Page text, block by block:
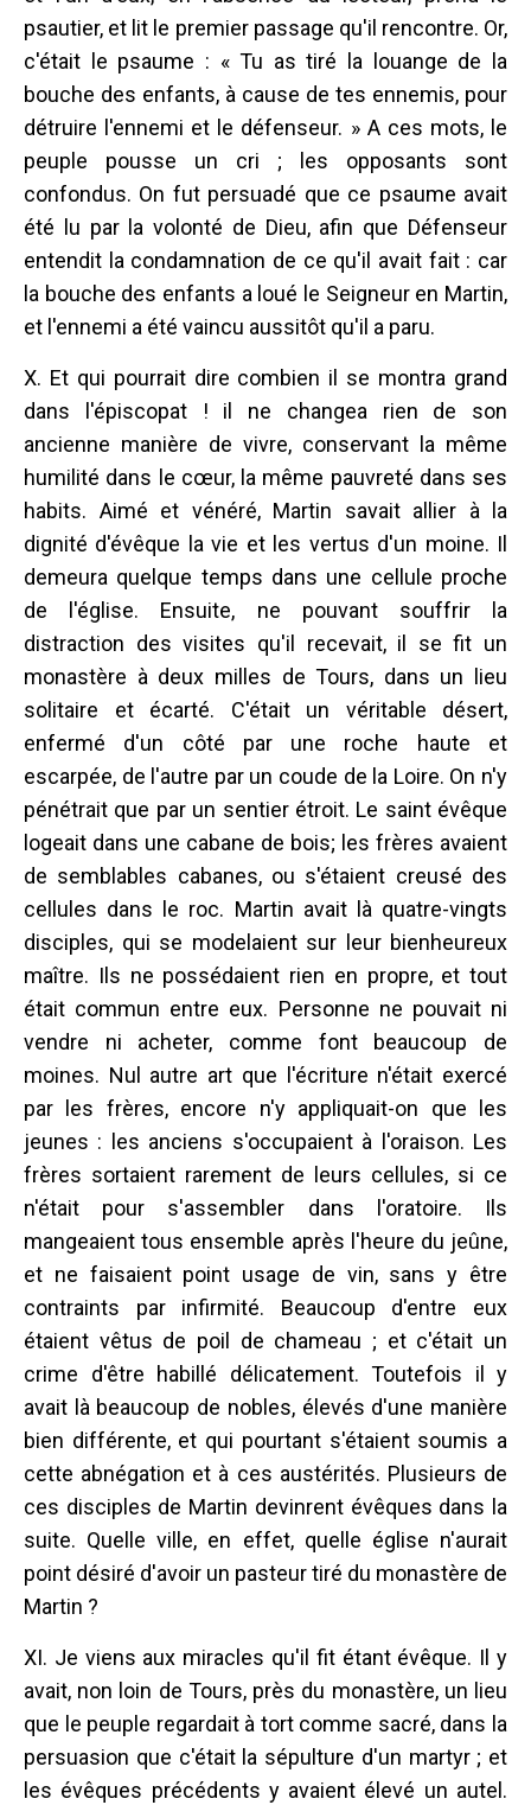
psautier, et lit le premier passage qu'il rencontre. Or,
c'était le psaume : « Tu as tiré la louange de la
bouche des enfants, à cause de tes ennemis, pour
détruire l'ennemi et le défenseur. » A ces mots, le
peuple pousse un cri ; les opposants sont
confondus. On fut persuadé que ce psaume avait
été lu par la volonté de Dieu, afin que Défenseur
entendit la condamnation de ce qu'il avait fait : car
la bouche des enfants a loué le Seigneur en Martin,
et l'ennemi a été vaincu aussitôt qu'il a paru.
X. Et qui pourrait dire combien il se montra grand
dans l'épiscopat ! il ne changea rien de son
ancienne manière de vivre, conservant la même
humilité dans le cœur, la même pauvreté dans ses
habits. Aimé et vénéré, Martin savait allier à la
dignité d'évêque la vie et les vertus d'un moine. Il
demeura quelque temps dans une cellule proche
de l'église. Ensuite, ne pouvant souffrir la
distraction des visites qu'il recevait, il se fit un
monastère à deux milles de Tours, dans un lieu
solitaire et écarté. C'était un véritable désert,
enfermé d'un côté par une roche haute et
escarpée, de l'autre par un coude de la Loire. On n'y
pénétrait que par un sentier étroit. Le saint évêque
logeait dans une cabane de bois; les frères avaient
de semblables cabanes, ou s'étaient creusé des
cellules dans le roc. Martin avait là quatre-vingts
disciples, qui se modelaient sur leur bienheureux
maître. Ils ne possédaient rien en propre, et tout
était commun entre eux. Personne ne pouvait ni
vendre ni acheter, comme font beaucoup de
moines. Nul autre art que l'écriture n'était exercé
par les frères, encore n'y appliquait-on que les
jeunes : les anciens s'occupaient à l'oraison. Les
frères sortaient rarement de leurs cellules, si ce
n'était pour s'assembler dans l'oratoire. Ils
mangeaient tous ensemble après l'heure du jeûne,
et ne faisaient point usage de vin, sans y être
contraints par infirmité. Beaucoup d'entre eux
étaient vêtus de poil de chameau ; et c'était un
crime d'être habillé délicatement. Toutefois il y
avait là beaucoup de nobles, élevés d'une manière
bien différente, et qui pourtant s'étaient soumis a
cette abnégation et à ces austérités. Plusieurs de
ces disciples de Martin devinrent évêques dans la
suite. Quelle ville, en effet, quelle église n'aurait
point désiré d'avoir un pasteur tiré du monastère de
Martin ?
XI. Je viens aux miracles qu'il fit étant évêque. Il y
avait, non loin de Tours, près du monastère, un lieu
que le peuple regardait à tort comme sacré, dans la
persuasion que c'était la sépulture d'un martyr ; et
les évêques précédents y avaient élevé un autel.